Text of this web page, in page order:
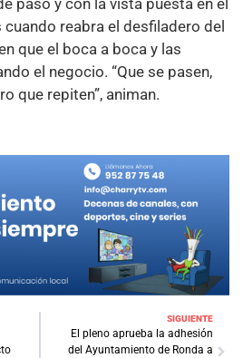
paso y con la vista puesta en el
reabra el desfiladero del
que el boca a boca y las
el negocio. “Que se pasen,
que repiten”, animan.
SIGUIENTE
El pleno aprueba la adhesión
del Ayuntamiento de Ronda a